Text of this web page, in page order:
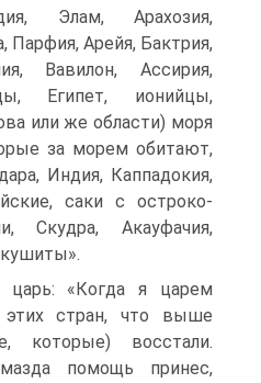
Элам, Арахозия,
Парфия, Арейя, Бактрия,
Вавилон, Ассирия,
Египет, ионийцы,
или же об­ласти) моря
за морем обитают,
Индия, Каппадокия,
саки с остроко­
Скудра, Акауфачия,
царь: «Когда я царем
стран, что выше
которые) восстали.
помощь принес,